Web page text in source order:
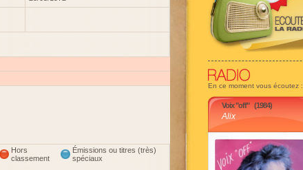
En ce moment vous écoutez :
Voix "off" (1984)
Alix
Hors
classement
Émissions ou titres (très)
spéciaux